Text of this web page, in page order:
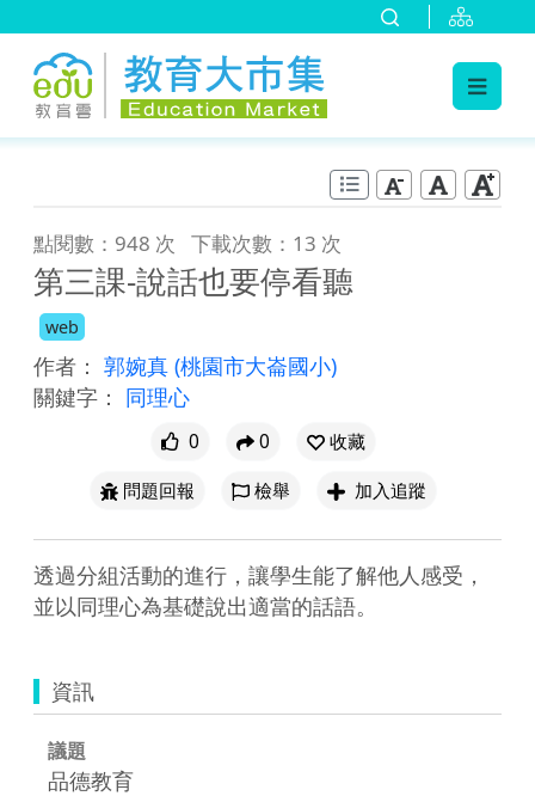
點閱數：948 次 下載次數：13 次
第三課-說話也要停看聽
web
作者： 郭婉真 (桃園市大崙國小)
關鍵字： 同理心
0 0
收藏
問題回報
檢舉 加入追蹤
透過分組活動的進行，讓學生能了解他人感受，
並以同理心為基礎說出適當的話語。
資訊
議題
品德教育